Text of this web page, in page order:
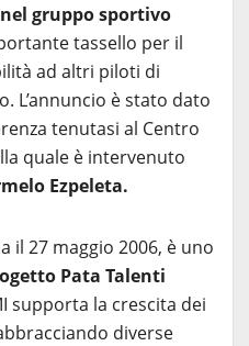
gruppo sportivo
tassello per il
ad altri piloti di
L’annuncio è stato dato
tenutasi al Centro
quale è intervenuto
Ezpeleta.
il 27 maggio 2006, è uno
Pata Talenti
supporta la crescita dei
diverse